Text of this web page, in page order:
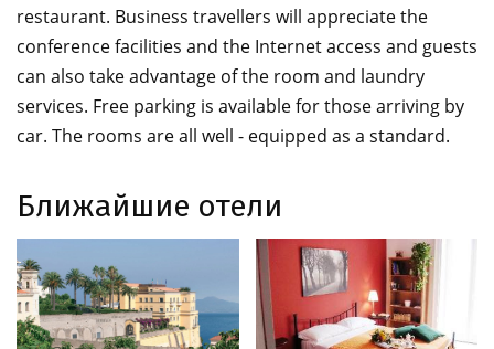
restaurant. Business travellers will appreciate the
conference facilities and the Internet access and guests
can also take advantage of the room and laundry
services. Free parking is available for those arriving by
car. The rooms are all well - equipped as a standard.
Ближайшие отели